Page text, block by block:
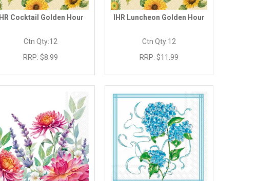
IHR Cocktail Golden Hour
Ctn Qty:12
RRP: $8.99
IHR Luncheon Golden Hour
Ctn Qty:12
RRP: $11.99